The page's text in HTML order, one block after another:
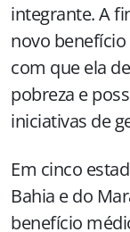
integrante. A
novo
com que ela
pobreza e
iniciativas de
Em cinco
Bahia e do
benefício